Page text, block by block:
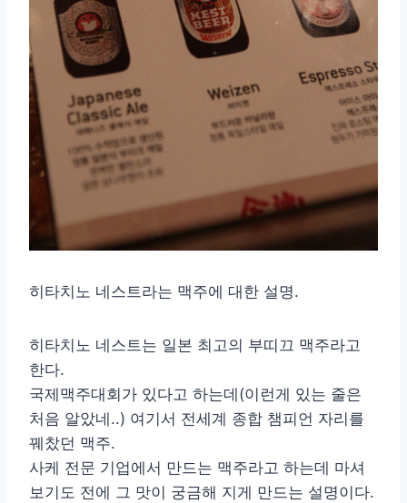
히타치노 네스트라는 맥주에 대한 설명.
히타치노 네스트는 일본 최고의 부띠끄 맥주라고
한다.
국제맥주대회가 있다고 하는데(이런게 있는 줄은
처음 알았네..) 여기서 전세계 종합 챔피언 자리를
꿰찼던 맥주.
사케 전문 기업에서 만드는 맥주라고 하는데 마셔
보기도 전에 그 맛이 궁금해 지게 만드는 설명이다.